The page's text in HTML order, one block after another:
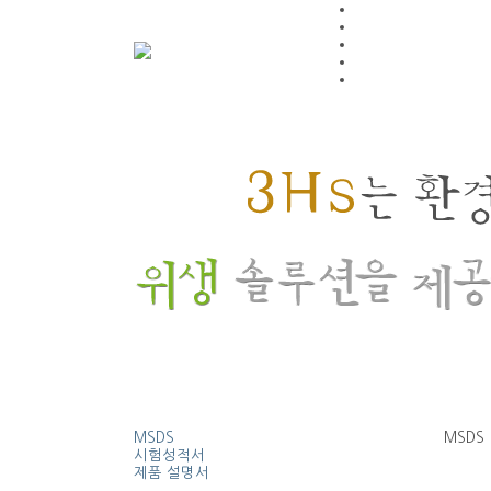
MSDS
시험성적서
제품 설명서
MSDS